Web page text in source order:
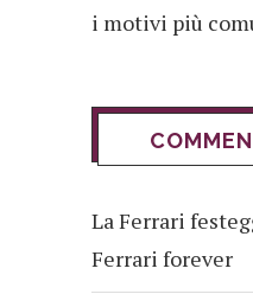
i motivi più
La Ferrari
Ferrari forever